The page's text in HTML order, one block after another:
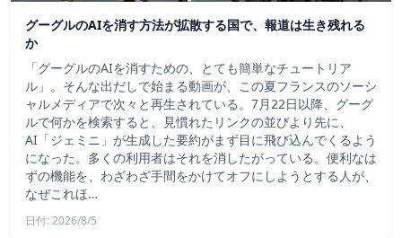
グーグルのAIを消す方法が拡散する国で、報道は生き残れる
か
「グーグルのAIを消すための、とても簡単なチュートリア
ル」。そんな出だしで始まる動画が、この夏フランスのソーシ
ャルメディアで次々と再生されている。7月22日以降、グーグ
ルで何かを検索すると、見慣れたリンクの並びより先に、
AI「ジェミニ」が生成した要約がまず目に飛び込んでくるよう
になった。多くの利用者はそれを消したがっている。便利なは
ずの機能を、わざわざ手間をかけてオフにしようとする人が、
なぜこれほ…
日付: 2026/8/5